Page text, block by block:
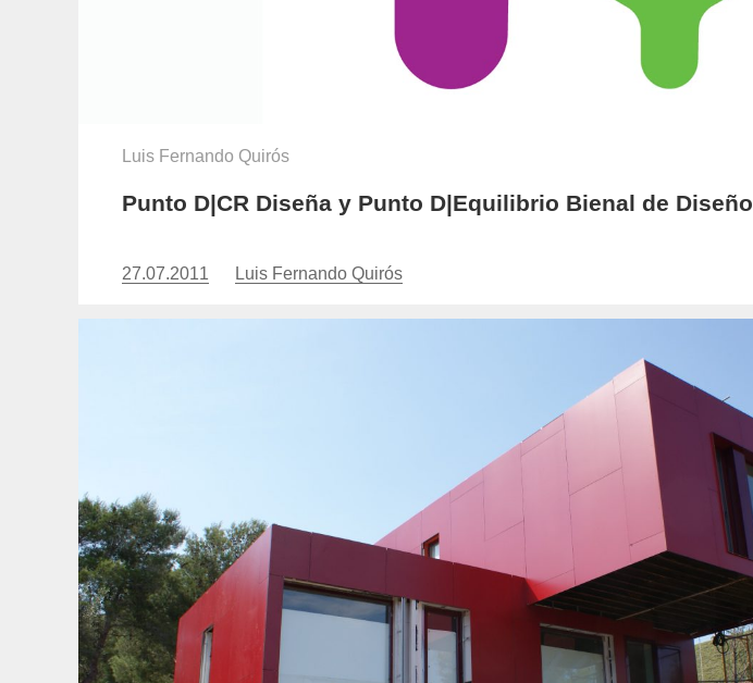
Luis Fernando Quirós
Punto D|CR Diseña y Punto D|Equilibrio Bienal de Diseño
Publicado
27.07.2011
https://www.experimenta.es/author/luis-
Luis Fernando Quirós